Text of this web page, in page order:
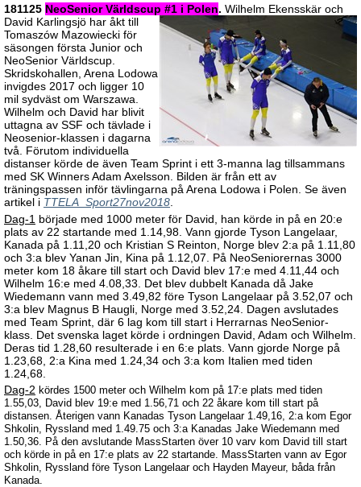
181125 NeoSenior Världscup #1 i Polen. Wilhelm Ekensskär och
David Karlingsjö har åkt till
Tomaszów Mazowiecki för
säsongen första Junior och
NeoSenior Världscup.
Skridskohallen, Arena Lodowa
invigdes 2017 och ligger 10
mil sydväst om Warszawa.
Wilhelm och David har blivit
uttagna av SSF och tävlade i
Neosenior-klassen i dagarna
två. Förutom individuella
distanser körde de även Team Sprint i ett 3-manna lag tillsammans
med SK Winners Adam Axelsson. Bilden är från ett av
träningspassen inför tävlingarna på Arena Lodowa i Polen. Se även
artikel i TTELA_Sport27nov2018.
Dag-1 började med 1000 meter för David, han körde in på en 20:e
plats av 22 startande med 1.14,98. Vann gjorde Tyson Langelaar,
Kanada på 1.11,20 och Kristian S Reinton, Norge blev 2:a på 1.11,80
och 3:a blev Yanan Jin, Kina på 1.12,07. På NeoSeniorernas 3000
meter kom 18 åkare till start och David blev 17:e med 4.11,44 och
Wilhelm 16:e med 4.08,33. Det blev dubbelt Kanada då Jake
Wiedemann vann med 3.49,82 före Tyson Langelaar på 3.52,07 och
3:a blev Magnus B Haugli, Norge med 3.52,24. Dagen avslutades
med Team Sprint, där 6 lag kom till start i Herrarnas NeoSenior-
klass. Det svenska laget körde i ordningen David, Adam och Wilhelm.
Deras tid 1.28,60 resulterade i en 6:e plats. Vann gjorde Norge på
1.23,68, 2:a Kina med 1.24,34 och 3:a kom Italien med tiden
1.24,68.
Dag-2 kördes 1500 meter och Wilhelm kom på 17:e plats med tiden
1.55,03, David blev 19:e med 1.56,71 och 22 åkare kom till start på
distansen. Återigen vann Kanadas Tyson Langelaar 1.49,16, 2:a kom Egor
Shkolin, Ryssland med 1.49.75 och 3:a Kanadas Jake Wiedemann med
1.50,36. På den avslutande MassStarten över 10 varv kom David till start
och körde in på en 17:e plats av 22 startande. MassStarten vann av Egor
Shkolin, Ryssland före Tyson Langelaar och Hayden Mayeur, båda från
Kanada.